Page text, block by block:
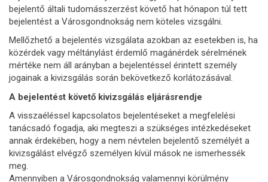
bejelentő általi tudomásszerzést követő hat hónapon túl tett
bejelentést a Városgondnokság nem köteles vizsgálni.
Mellőzhető a bejelentés vizsgálata azokban az esetekben is, ha
közérdek vagy méltánylást érdemlő magánérdek sérelmének
mértéke nem áll arányban a bejelentéssel érintett személy
jogainak a kivizsgálás során bekövetkező korlátozásával.
A bejelentést követő kivizsgálás eljárásrendje
A visszaéléssel kapcsolatos bejelentéseket a megfelelési
tanácsadó fogadja, aki megteszi a szükséges intézkedéseket
annak érdekében, hogy a nem névtelen bejelentő személyét a
kivizsgálást elvégző személyen kívül mások ne ismerhessék
meg.
Amennyiben a Városgondnokság valamennyi körülmény